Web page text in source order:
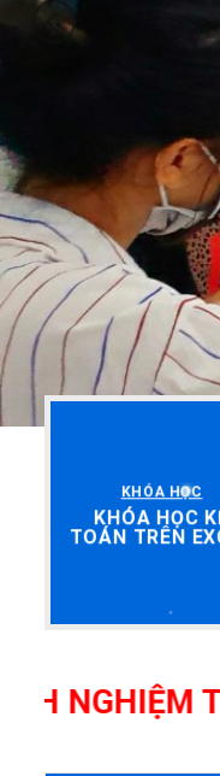
KHÓA HỌC
KHÓA HỌC
TOÁN TRÊN
THỰC